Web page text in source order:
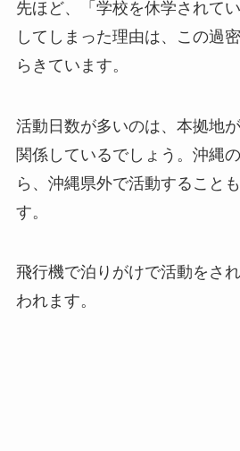
先ほど、「学校を休学されて
してしまった理由は、この過
らきています。
活動日数が多いのは、本拠地
関係しているでしょう。沖縄
ら、沖縄県外で活動すること
す。
飛行機で泊りがけで活動をさ
われます。